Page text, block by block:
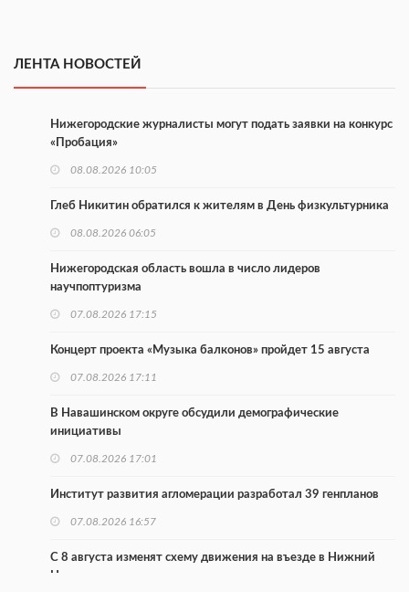
ЛЕНТА НОВОСТЕЙ
Нижегородские журналисты могут подать заявки на конкурс
«Пробация»
08.08.2026 10:05
Глеб Никитин обратился к жителям в День физкультурника
08.08.2026 06:05
Нижегородская область вошла в число лидеров
научпоптуризма
07.08.2026 17:15
Концерт проекта «Музыка балконов» пройдет 15 августа
07.08.2026 17:11
В Навашинском округе обсудили демографические
инициативы
07.08.2026 17:01
Институт развития агломерации разработал 39 генпланов
07.08.2026 16:57
С 8 августа изменят схему движения на въезде в Нижний
Новгород